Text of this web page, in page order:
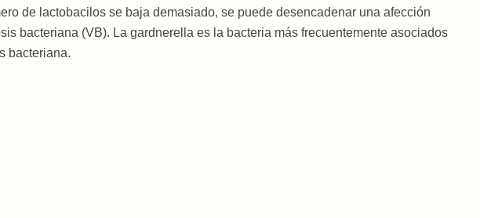
de lactobacilos se baja demasiado, se puede desencadenar una afección
bacteriana (VB). La gardnerella es la bacteria más frecuentemente asociados
bacteriana.